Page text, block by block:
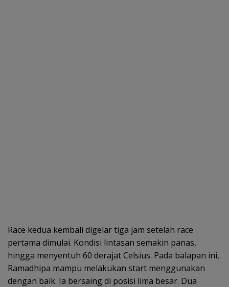
Race kedua kembali digelar tiga jam setelah race
pertama dimulai. Kondisi lintasan semakin panas,
hingga menyentuh 60 derajat Celsius. Pada balapan ini,
Ramadhipa mampu melakukan start menggunakan
dengan baik. Ia bersaing di posisi lima besar. Dua